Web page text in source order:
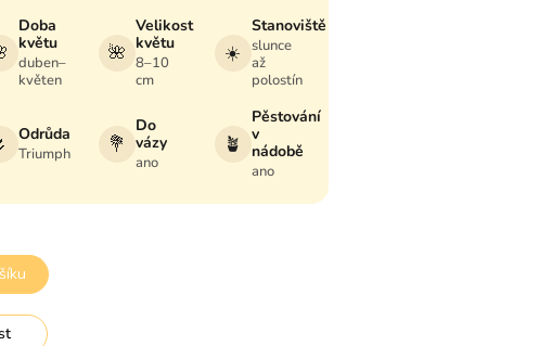
Doba
květu
duben–
květen
🌺
Velikost
květu
8–10
cm
☀️
Stanoviště
slunce
až
polostín
Odrůda
Triumph 💐
Do
vázy
ano
🪴
Pěstování
v
nádobě
ano